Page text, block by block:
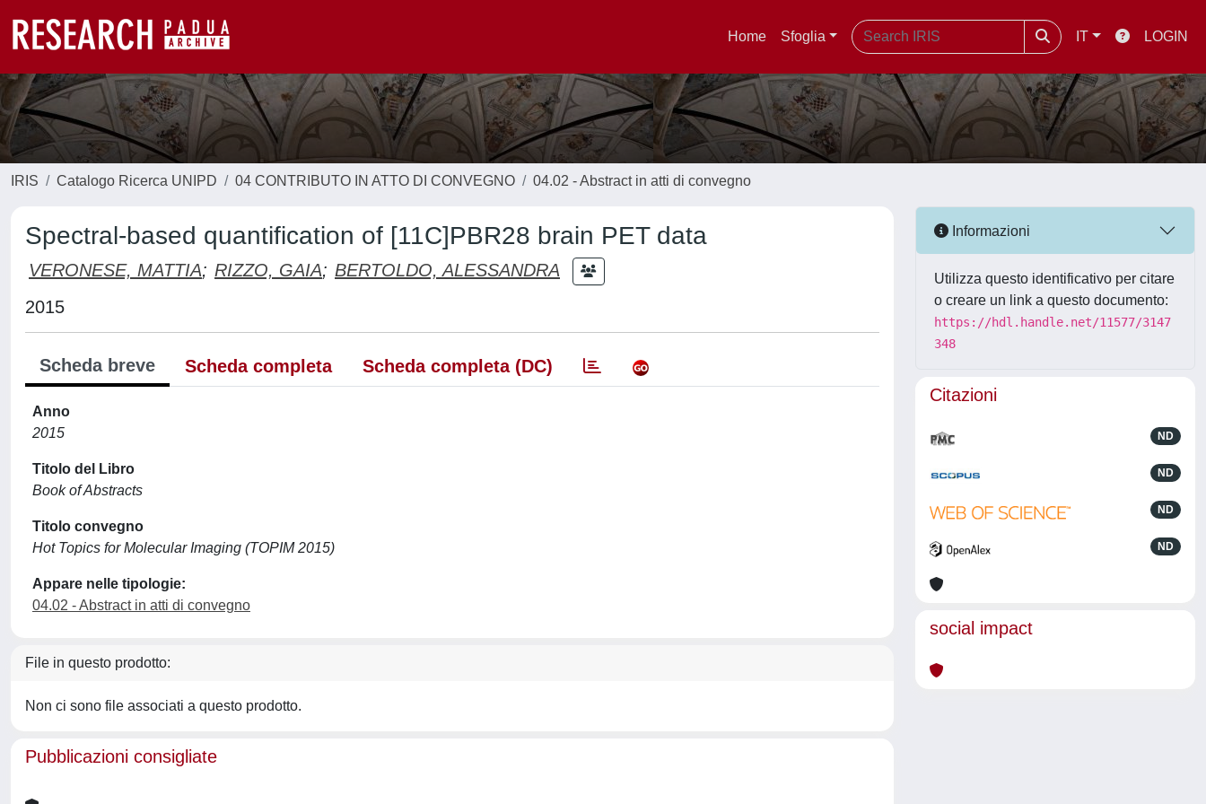
Home Sfoglia IT LOGIN
IRIS Catalogo Ricerca UNIPD 04 CONTRIBUTO IN ATTO DI CONVEGNO 04.02 - Abstract in atti di convegno
Spectral-based quantification of [11C]PBR28 brain PET data
VERONESE, MATTIA; RIZZO, GAIA; BERTOLDO, ALESSANDRA
2015
Scheda breve Scheda completa Scheda completa (DC)
Anno
2015
Titolo del Libro
Book of Abstracts
Titolo convegno
Hot Topics for Molecular Imaging (TOPIM 2015)
Appare nelle tipologie:
04.02 - Abstract in atti di convegno
File in questo prodotto:
Non ci sono file associati a questo prodotto.
Pubblicazioni consigliate
Informazioni
Utilizza questo identificativo per citare
o creare un link a questo documento:
https://hdl.handle.net/11577/3147
348
Citazioni
ND
ND
ND
ND
social impact